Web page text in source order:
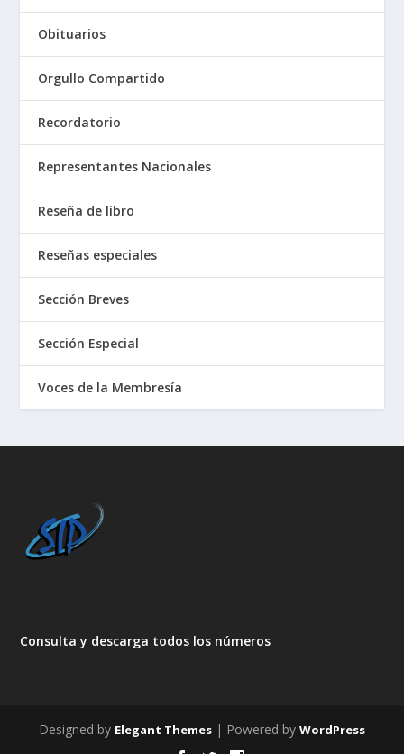
Obituarios
Orgullo Compartido
Recordatorio
Representantes Nacionales
Reseña de libro
Reseñas especiales
Sección Breves
Sección Especial
Voces de la Membresía
Consulta y descarga todos los números
Designed by Elegant Themes | Powered by WordPress